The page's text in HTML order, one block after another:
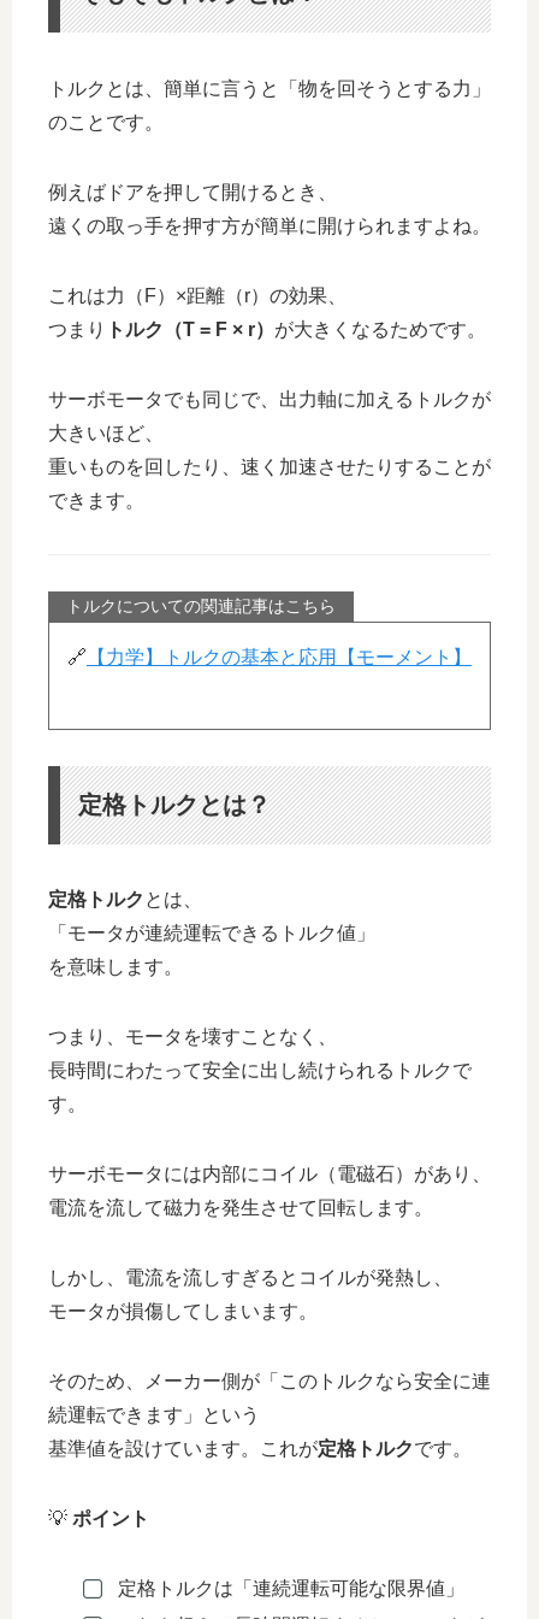
トルクとは、簡単に言うと「物を回そうとする力」
のことです。
例えばドアを押して開けるとき、
遠くの取っ手を押す方が簡単に開けられますよね。
これは力（F）×距離（r）の効果、
つまり
トルク（T = F × r） が大きくなるためです。
サーボモータでも同じで、出力軸に加えるトルクが
大きいほど、
重いものを回したり、速く加速させたりすることが
できます。
トルクについての関連記事はこちら
🔗 【力学】トルクの基本と応用【モーメント】
定格トルクとは？
定格トルク とは、
「モータが連続運転できるトルク値」
を意味します。
つまり、モータを壊すことなく、
長時間にわたって安全に出し続けられるトルクで
す。
サーボモータには内部にコイル（電磁石）があり、
電流を流して磁力を発生させて回転します。
しかし、電流を流しすぎるとコイルが発熱し、
モータが損傷してしまいます。
そのため、メーカー側が「このトルクなら安全に連
続運転できます」という
基準値を設けています。これが定格トルクです。
💡 ポイント
定格トルクは「連続運転可能な限界値」